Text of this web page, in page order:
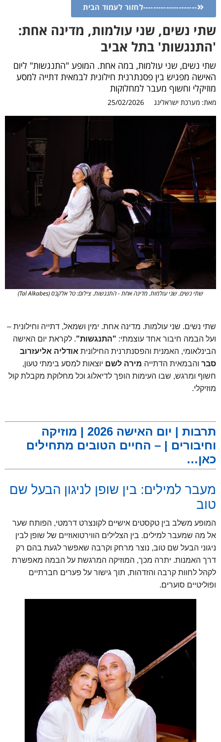
---------------------לחזור לעמוד הבית
שתי נשים, שני עולמות, מדינה אחת:
'התנגשות' בתל אביב
שתי נשים, שני עולמות, במה אחת. המופע "התנגשות" ליום
האישה מפגיש בין פסנתרנית חילונית לבמאית דתייה למסע
מוזיקלי וחשוף מעבר למחלוקות
מאת: מערכת ישראלינג 25/02/2026
שתי נשים. שני עולמות. מדינה אחת - התנגשות. צילום: טל אלקבס (Tal Alkabes)
שתי נשים. שני עולמות. מדינה אחת. ימין ושמאל, דתייה וחילונית –
ועל הבמה חיבור אחד עוצמתי: "התנגשות". לקראת יום האישה
הבינלאומי, האמנית והפסנתרנית החילונית אודליה אליעזרוב
סבר והבמאית הדתייה מירה לשם יוצאות למסע בימתי טעון,
חשוף ומרגש, שבו העימות הופך לדיאלוג וכל מחלוקת מקבלת קול
מוזיקלי.
תרבות | יום האישה 2026 | מוזיקה
וחיבורים | – החיים הטובים מתחילים
כאן…
מעבר למילים: בין שופן לניגון הבעל שם
טוב
המופע משלב בין טקסטים אישיים לקונצרט דרמטי, הפותח שער
אל מה שמעבר למילים. בין הצלילים הווירטואוזיים של שופן לבין
ניגוני הבעל שם טוב, נוצר מרחק וקרבה שאפשר לגעת בהם רק
דרך האמנות. יתרה מכך, המוזיקה המרגשת על הבמה מאפשרת
לקהל לחוות קרבה והזדהות, תוך גישור על פערים חברתיים
ופוליטיים סוערים.